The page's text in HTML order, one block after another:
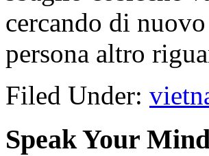
cercando di
persona altro
Filed Under:
Speak Your